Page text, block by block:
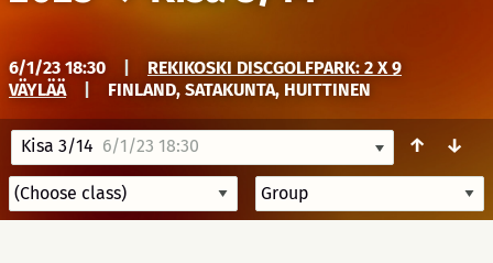
6/1/23 18:30
REKIKOSKI DISCGOLFPARK: 2 X 9
VÄYLÄÄ
FINLAND, SATAKUNTA, HUITTINEN
Kisa 3/14 6/1/23 18:30 ↑ ↓